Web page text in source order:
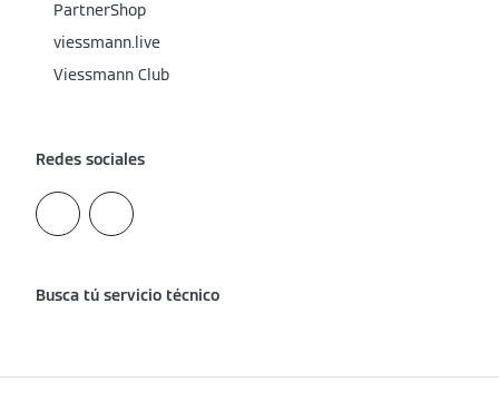
PartnerShop
viessmann.live
Viessmann Club
Redes sociales
Busca tú servicio técnico